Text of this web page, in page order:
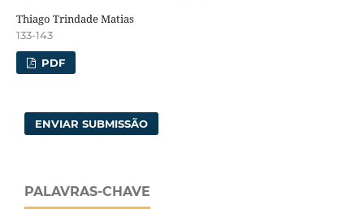
Thiago Trindade Matias
133-143
PDF
ENVIAR SUBMISSÃO
PALAVRAS-CHAVE